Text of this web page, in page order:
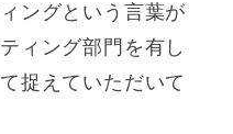
ングという言葉が
ィング部門を有し
捉えていただいて